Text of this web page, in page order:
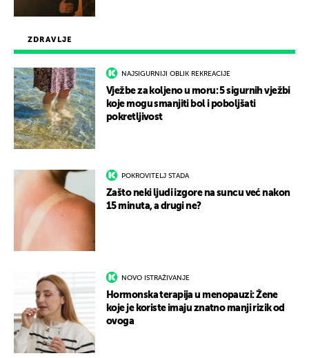
ZDRAVLJE
NAJSIGURNIJI OBLIK REKREACIJE
Vježbe za koljeno u moru: 5 sigurnih vježbi
koje mogu smanjiti bol i poboljšati
pokretljivost
POKROVITELJ STADA
Zašto neki ljudi izgore na suncu već nakon
15 minuta, a drugi ne?
NOVO ISTRAŽIVANJE
Hormonska terapija u menopauzi: Žene
koje je koriste imaju znatno manji rizik od
ovoga